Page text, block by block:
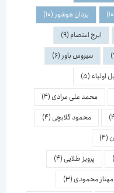
یزدان هوشور(10)
ایرج اعتصام(9)
سیروس باور (6)
(5)
محمد علی مرادی(4)
محمود گلابچی(4)
پرویز طلایی(4)
محمودی(3)